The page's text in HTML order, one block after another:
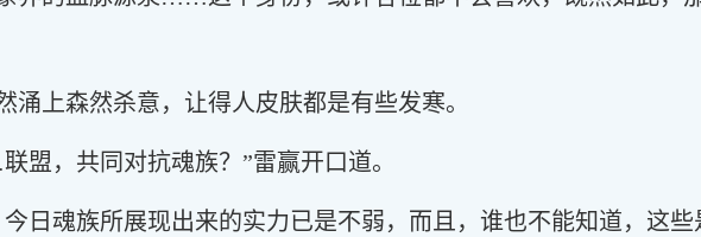
涌上森然杀意，让得人皮肤都是有些发寒。
盟，共同对抗魂族？”雷赢开口道。
日魂族所展现出来的实力已是不弱，而且，谁也不能知道，这些